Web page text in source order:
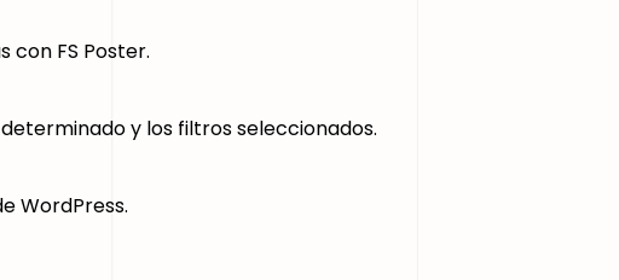
FS Poster.
y los filtros seleccionados.
WordPress.